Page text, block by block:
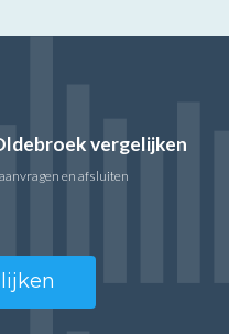
vergelijken
en afsluiten